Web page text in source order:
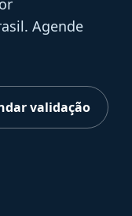
Agende
validação